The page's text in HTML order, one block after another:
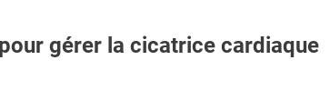
gérer la cicatrice cardiaque